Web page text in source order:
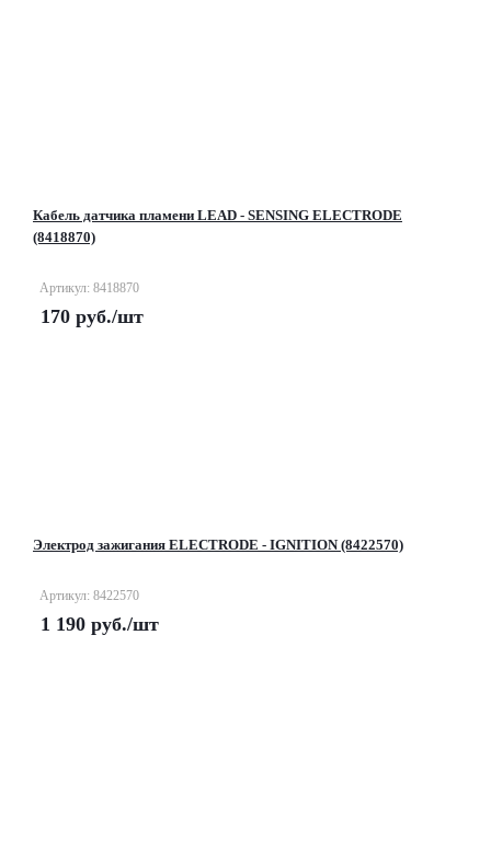
Кабель датчика пламени LEAD - SENSING ELECTRODE
(8418870)
Артикул: 8418870
170 руб./шт
Электрод зажигания ELECTRODE - IGNITION (8422570)
Артикул: 8422570
1 190 руб./шт